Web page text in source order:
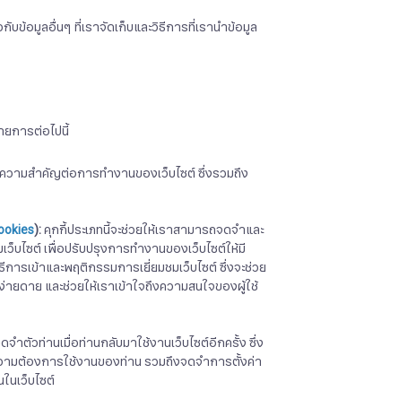
บข้อมูลอื่นๆ ที่เราจัดเก็บและวิธีการที่เรานำข้อมูล
ยการต่อไปนี้
ความสำคัญต่อการทำงานของเว็บไซต์ ซึ่งรวมถึง
):คุกกี้ประเภทนี้จะช่วยให้เราสามารถจดจำและ
บไซต์ เพื่อปรับปรุงการทำงานของเว็บไซต์ให้มี
รเข้าและพฤติกรรมการเยี่ยมชมเว็บไซต์ ซึ่งจะช่วย
ดาย และช่วยให้เราเข้าใจถึงความสนใจของผู้ใช้
จำตัวท่านเมื่อท่านกลับมาใช้งานเว็บไซต์อีกครั้ง ซึ่ง
ามต้องการใช้งานของท่าน รวมถึงจดจำการตั้งค่า
นเว็บไซต์